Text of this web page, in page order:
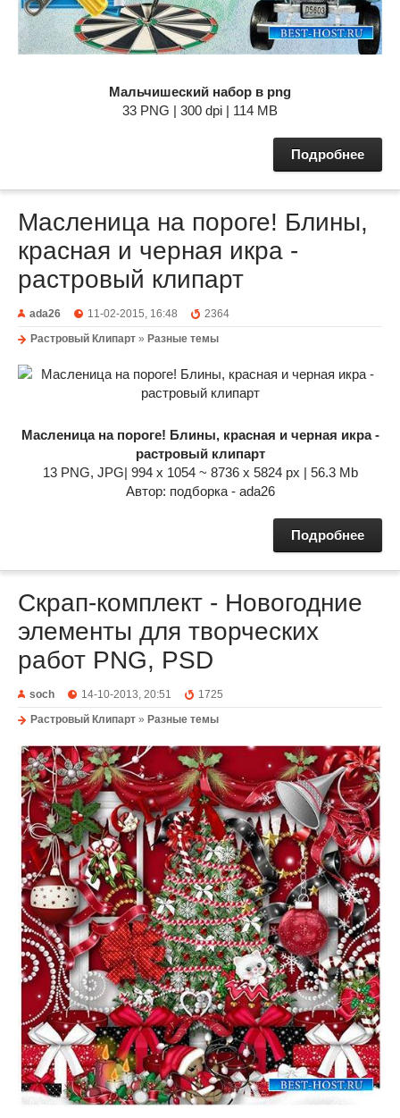
Мальчишеский набор в png
33 PNG | 300 dpi | 114 MB
Подробнее
Масленица на пороге! Блины,
красная и черная икра -
растровый клипарт
ada26 11-02-2015, 16:48
2364
Растровый Клипарт » Разные темы
Масленица на пороге! Блины, красная и черная икра -
растровый клипарт
13 PNG, JPG| 994 x 1054 ~ 8736 x 5824 px | 56.3 Mb
Автор: подборка - ada26
Подробнее
Скрап-комплект - Новогодние
элементы для творческих
работ PNG, PSD
soch 14-10-2013, 20:51
1725
Растровый Клипарт » Разные темы